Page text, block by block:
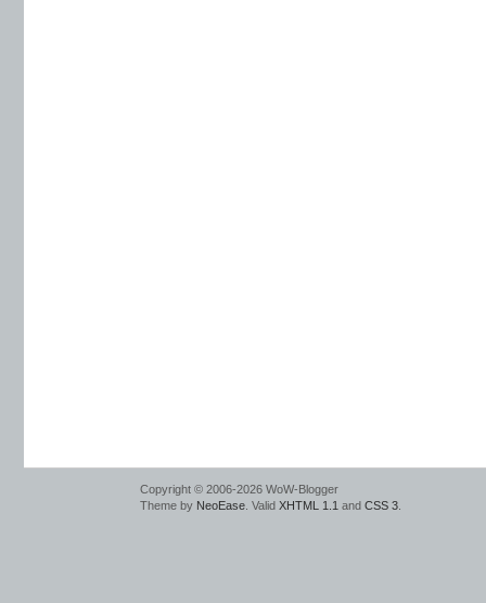
Copyright © 2006-2026 WoW-Blogger
Theme by NeoEase . Valid XHTML 1.1 and CSS 3